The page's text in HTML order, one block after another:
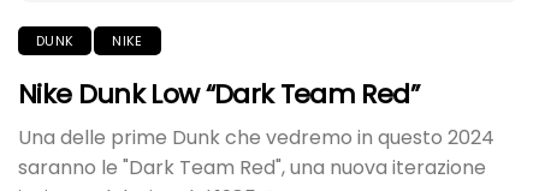
DUNK NIKE
Nike Dunk Low “Dark Team Red”
Una delle prime Dunk che vedremo in questo 2024
saranno le "Dark Team Red", una nuova iterazione